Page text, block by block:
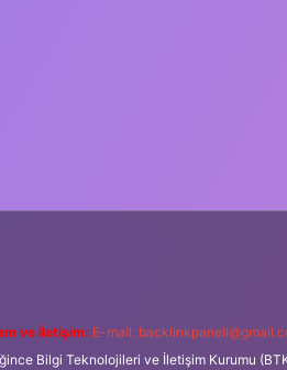
ve İletişim: E-mail:
Bilgi Teknolojileri ve İletişim Kurumu